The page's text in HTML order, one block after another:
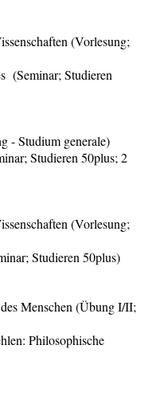
(Vorlesung;
(Seminar; Studieren
- Studium generale)
Studieren 50plus; 2
(Vorlesung;
Studieren 50plus)
Menschen (Übung I/II;
Philosophische